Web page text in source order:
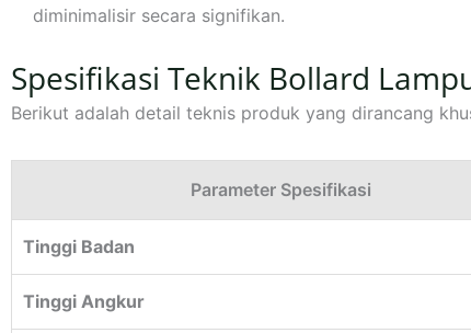
diminimalisir secara signifikan.
Spesifikasi Teknik Bollard
Berikut adalah detail teknis produk yang dirancang
Parameter Spesifikasi
Tinggi Badan
Tinggi Angkur